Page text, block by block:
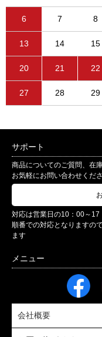
6 7 8
13 14 15
20 21 22
27 28 29
サポート
商品についてのご質問、在
お気軽にお問い合わせくだ
対応は営業日の10：00～17
順番での対応となりますの
ます
会社概要